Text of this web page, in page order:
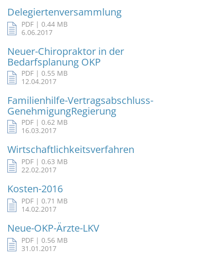
Delegiertenversammlung
PDF | 0.44 MB
6.06.2017
Neuer-Chiropraktor in der
Bedarfsplanung OKP
PDF | 0.55 MB
12.04.2017
Familienhilfe-Vertragsabschluss-
GenehmigungRegierung
PDF | 0.62 MB
16.03.2017
Wirtschaftlichkeitsverfahren
PDF | 0.63 MB
22.02.2017
Kosten-2016
PDF | 0.71 MB
14.02.2017
Neue-OKP-Ärzte-LKV
PDF | 0.56 MB
31.01.2017